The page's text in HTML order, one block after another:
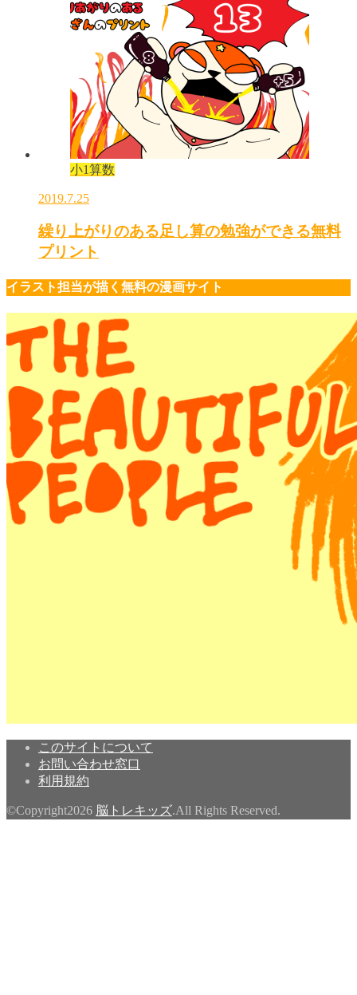
小1算数
2019.7.25
繰り上がりのある足し算の勉強ができる無料
プリント
イラスト担当が描く無料の漫画サイト
このサイトについて
お問い合わせ窓口
利用規約
©Copyright2026 脳トレキッズ.All Rights Reserved.